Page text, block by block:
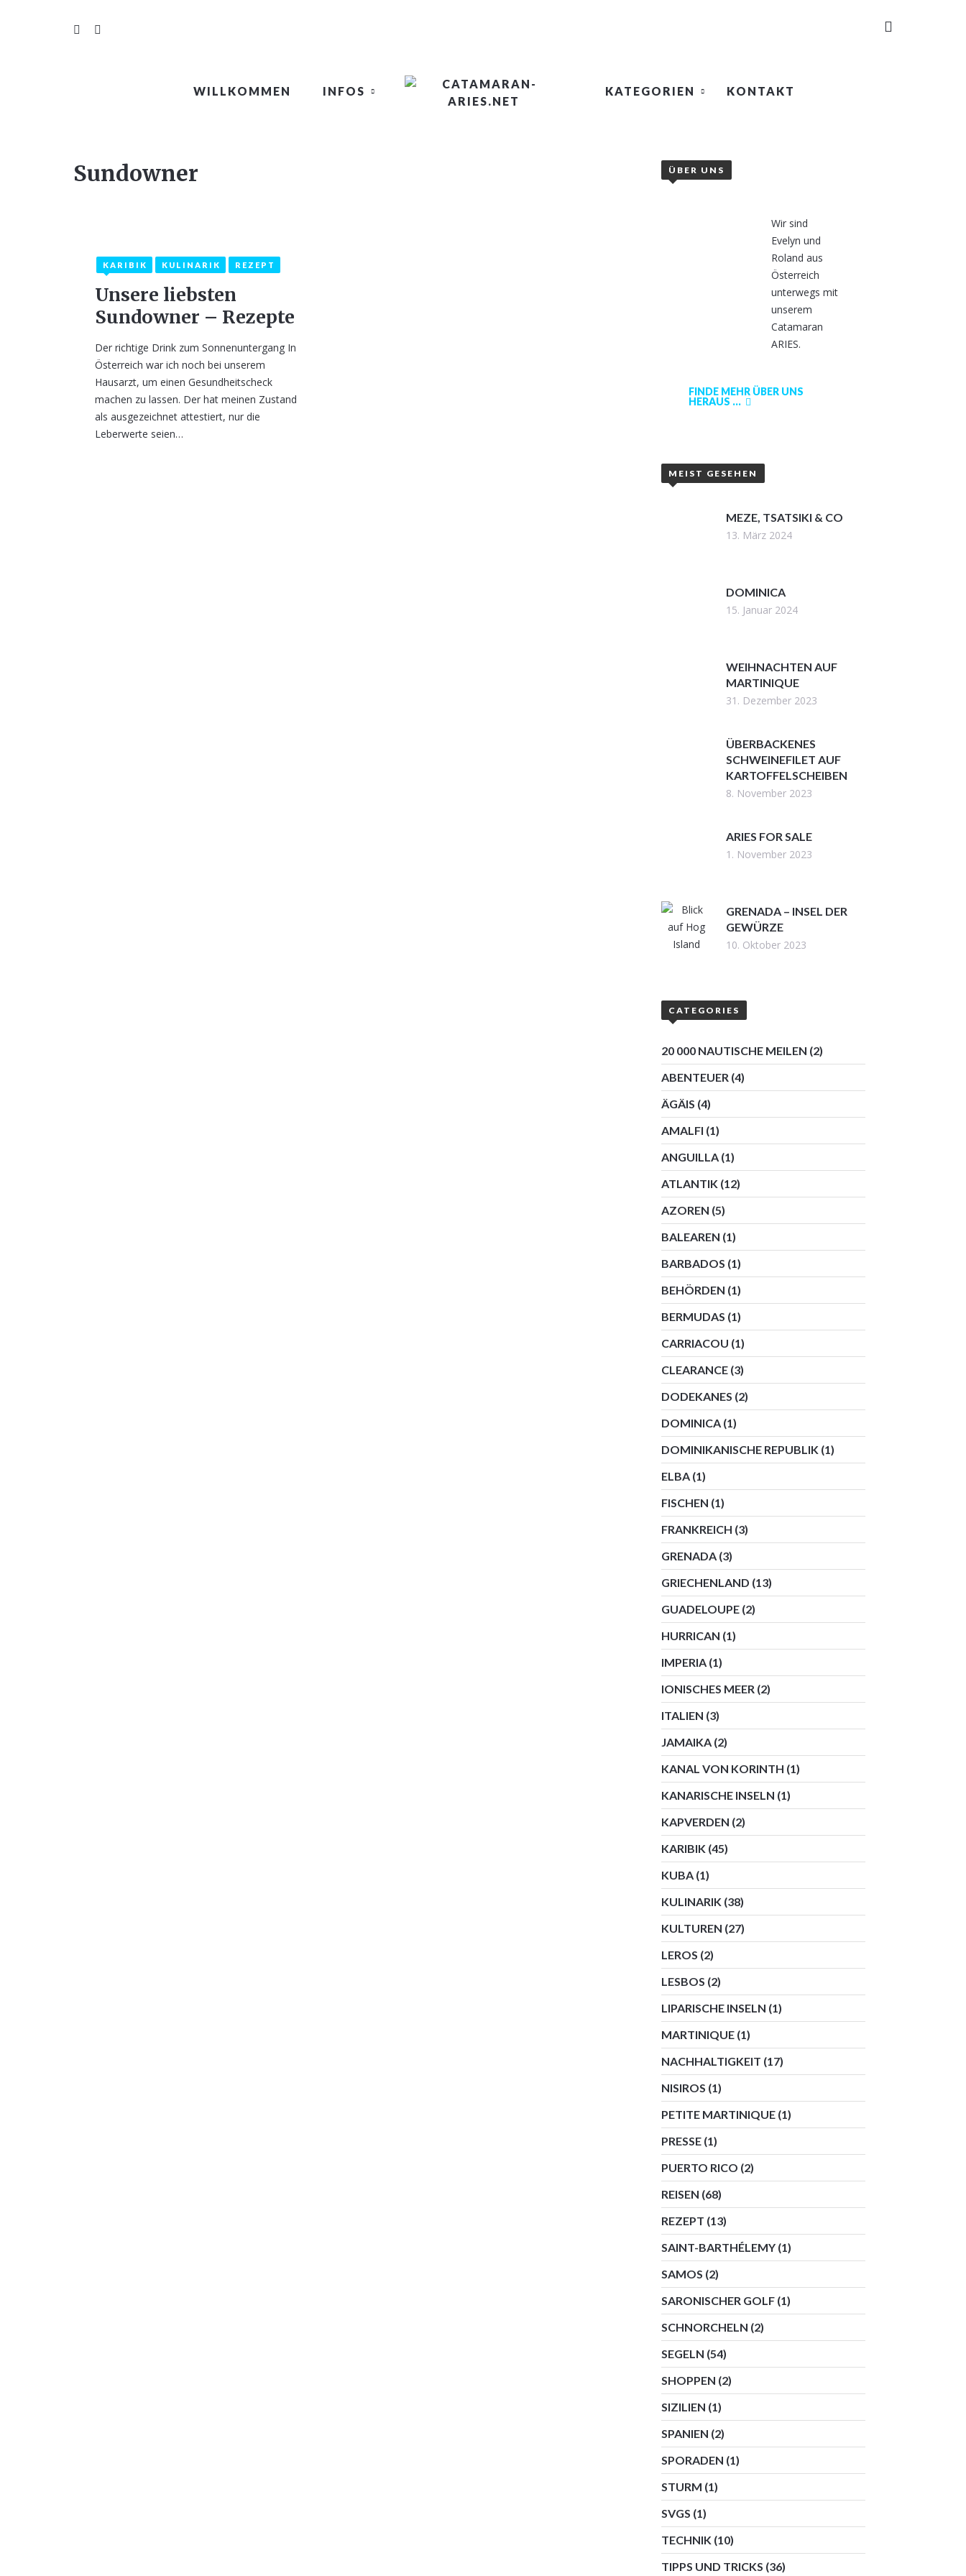
WILLKOMMEN INFOS KATEGORIEN KONTAKT
ÜBER UNS
Wir sind
Evelyn und
Roland aus
Österreich
unterwegs mit
unserem
Catamaran
ARIES.
FINDE MEHR ÜBER UNS
HERAUS ...
MEIST GESEHEN
MEZE, TSATSIKI & CO
13. März 2024
DOMINICA
15. Januar 2024
WEIHNACHTEN AUF
MARTINIQUE
31. Dezember 2023
ÜBERBACKENES
SCHWEINEFILET AUF
KARTOFFELSCHEIBEN
8. November 2023
ARIES FOR SALE
1. November 2023
GRENADA – INSEL DER
GEWÜRZE
10. Oktober 2023
CATEGORIES
20 000 NAUTISCHE MEILEN (2)
ABENTEUER (4)
ÄGÄIS (4)
AMALFI (1)
ANGUILLA (1)
ATLANTIK (12)
AZOREN (5)
BALEAREN (1)
BARBADOS (1)
BEHÖRDEN (1)
BERMUDAS (1)
CARRIACOU (1)
CLEARANCE (3)
DODEKANES (2)
DOMINICA (1)
DOMINIKANISCHE REPUBLIK (1)
ELBA (1)
FISCHEN (1)
FRANKREICH (3)
GRENADA (3)
GRIECHENLAND (13)
GUADELOUPE (2)
HURRICAN (1)
IMPERIA (1)
IONISCHES MEER (2)
ITALIEN (3)
JAMAIKA (2)
KANAL VON KORINTH (1)
KANARISCHE INSELN (1)
KAPVERDEN (2)
KARIBIK (45)
KUBA (1)
KULINARIK (38)
KULTUREN (27)
LEROS (2)
LESBOS (2)
LIPARISCHE INSELN (1)
MARTINIQUE (1)
NACHHALTIGKEIT (17)
NISIROS (1)
PETITE MARTINIQUE (1)
PRESSE (1)
PUERTO RICO (2)
REISEN (68)
REZEPT (13)
SAINT-BARTHÉLEMY (1)
SAMOS (2)
SARONISCHER GOLF (1)
SCHNORCHELN (2)
SEGELN (54)
SHOPPEN (2)
SIZILIEN (1)
SPANIEN (2)
SPORADEN (1)
STURM (1)
SVGS (1)
TECHNIK (10)
TIPPS UND TRICKS (36)
Sundowner
15. März 2021 6
KARIBIK KULINARIK REZEPT
Unsere liebsten
Sundowner – Rezepte
Der richtige Drink zum Sonnenuntergang In
Österreich war ich noch bei unserem
Hausarzt, um einen Gesundheitscheck
machen zu lassen. Der hat meinen Zustand
als ausgezeichnet attestiert, nur die
Leberwerte seien…